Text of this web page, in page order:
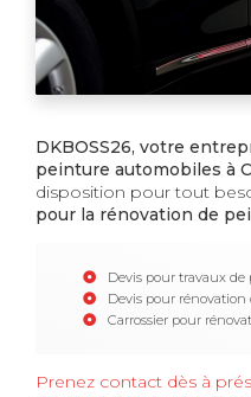
DKBOSS26, votre
peinture automobiles à
disposition pour tout
pour la rénovation de
Devis pour travaux
Devis pour rénovation
Carrossier pour
Prenez contact dès à